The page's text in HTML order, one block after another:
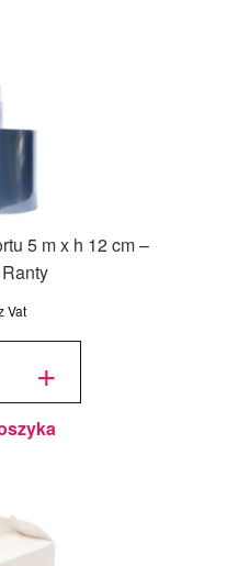
5 m x h 12 cm –
Vat
+